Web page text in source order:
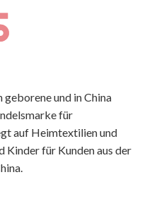
geborene und in China
für
auf Heimtextilien und
Kinder für Kunden aus der